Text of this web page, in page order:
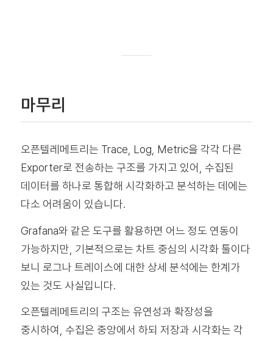
마무리
오픈텔레메트리는 Trace, Log, Metric을 각각 다른
Exporter로 전송하는 구조를 가지고 있어, 수집된
데이터를 하나로 통합해 시각화하고 분석하는 데에는
다소 어려움이 있습니다.
Grafana와 같은 도구를 활용하면 어느 정도 연동이
가능하지만, 기본적으로는 차트 중심의 시각화 툴이다
보니 로그나 트레이스에 대한 상세 분석에는 한계가
있는 것도 사실입니다.
오픈텔레메트리의 구조는 유연성과 확장성을
중시하여, 수집은 중앙에서 하되 저장과 시각화는 각